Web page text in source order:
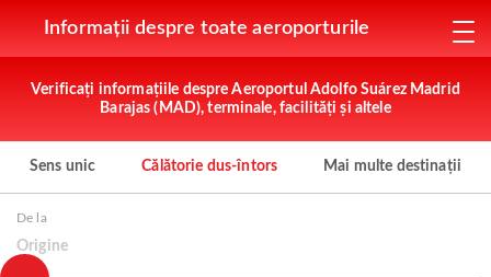
Informații despre toate aeroporturile
Verificați informațiile despre Aeroportul Adolfo Suárez Madrid
Barajas (MAD), terminale, facilități și altele
Sens unic Călătorie dus-întors Mai multe destinații
De la
Origine